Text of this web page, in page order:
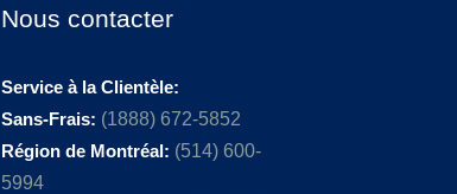
Nous contacter
Service à la Clientèle:
Sans-Frais: (1888) 672-5852
Région de Montréal: (514) 600-
5994